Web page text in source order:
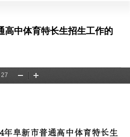
高中体育特长生招生工作的